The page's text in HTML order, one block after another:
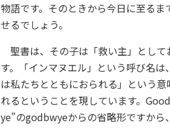
物語です。そのときから今日に至る
せるでしょう。
聖書は、その子は「救い主」とし
す。「インマヌエル」という呼び名
は私たちとともにおられる」という
れるということを現しています。
ye”のgodbwyeからの省略形ですから